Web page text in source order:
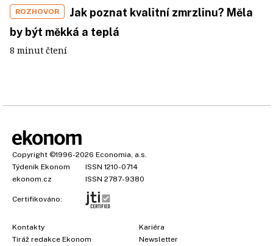
ROZHOVOR
Jak poznat kvalitní zmrzlinu? Měla
by být měkká a teplá
8 minut čtení
Copyright ©1996-2026 Economia, a.s.
Týdeník Ekonom
ISSN 1210-0714
ekonom.cz
ISSN 2787-9380
Certifikováno:
Kontakty
Tiráž redakce Ekonom
Kariéra
Newsletter